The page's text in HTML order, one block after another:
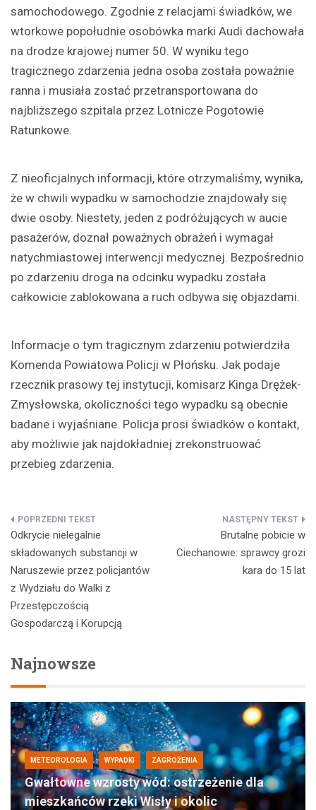
samochodowego. Zgodnie z relacjami świadków, we
wtorkowe popołudnie osobówka marki Audi dachowała
na drodze krajowej numer 50. W wyniku tego
tragicznego zdarzenia jedna osoba została poważnie
ranna i musiała zostać przetransportowana do
najbliższego szpitala przez Lotnicze Pogotowie
Ratunkowe.
Z nieoficjalnych informacji, które otrzymaliśmy, wynika,
że w chwili wypadku w samochodzie znajdowały się
dwie osoby. Niestety, jeden z podróżujących w aucie
pasażerów, doznał poważnych obrażeń i wymagał
natychmiastowej interwencji medycznej. Bezpośrednio
po zdarzeniu droga na odcinku wypadku została
całkowicie zablokowana a ruch odbywa się objazdami.
Informacje o tym tragicznym zdarzeniu potwierdziła
Komenda Powiatowa Policji w Płońsku. Jak podaje
rzecznik prasowy tej instytucji, komisarz Kinga Drężek-
Zmysłowska, okoliczności tego wypadku są obecnie
badane i wyjaśniane. Policja prosi świadków o kontakt,
aby możliwie jak najdokładniej zrekonstruować
przebieg zdarzenia.
Nawigacja
wpisu
Odkrycie nielegalnie
składowanych substancji w
Naruszewie przez policjantów
z Wydziału do Walki z
Przestępczością
Gospodarczą i Korupcją
Brutalne pobicie w
Ciechanowie: sprawcy grozi
kara do 15 lat
Najnowsze
METEOROLOGIA WYPADKI ZAGROŻENIA
Gwałtowne wzrosty wód: ostrzeżenie dla
mieszkańców rzeki Wisły i okolic